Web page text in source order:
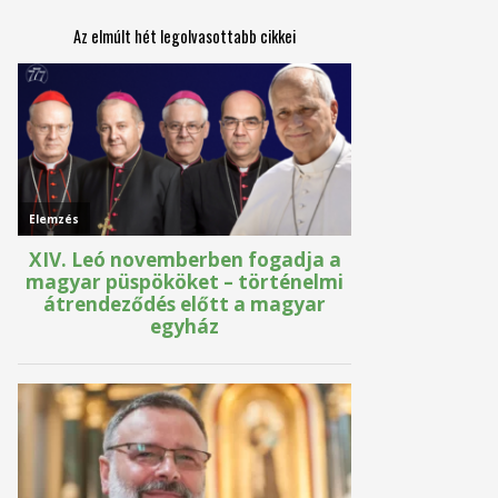
Az elmúlt hét legolvasottabb cikkei